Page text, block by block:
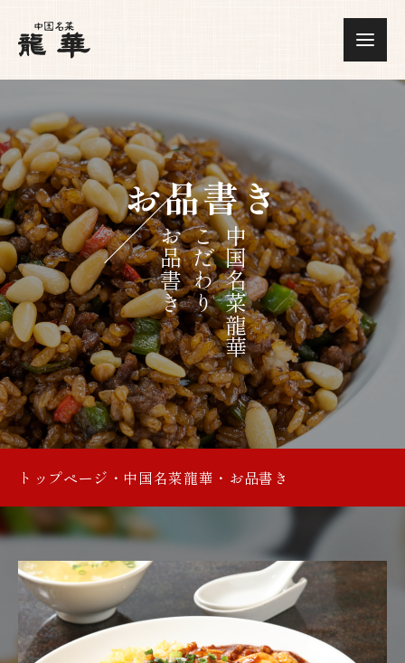
お品書き
中国名菜龍華
こだわり
お品書き
トップページ ・ 中国名菜龍華​​​​​​​ ・ お品書き